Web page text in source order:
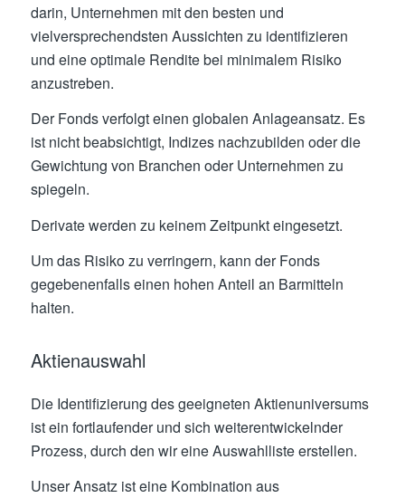
darin, Unternehmen mit den besten und
vielversprechendsten Aussichten zu identifizieren
und eine optimale Rendite bei minimalem Risiko
anzustreben.
Der Fonds verfolgt einen globalen Anlageansatz. Es
ist nicht beabsichtigt, Indizes nachzubilden oder die
Gewichtung von Branchen oder Unternehmen zu
spiegeln.
Derivate werden zu keinem Zeitpunkt eingesetzt.
Um das Risiko zu verringern, kann der Fonds
gegebenenfalls einen hohen Anteil an Barmitteln
halten.
Aktienauswahl
Die Identifizierung des geeigneten Aktienuniversums
ist ein fortlaufender und sich weiterentwickelnder
Prozess, durch den wir eine Auswahlliste erstellen.
Unser Ansatz ist eine Kombination aus